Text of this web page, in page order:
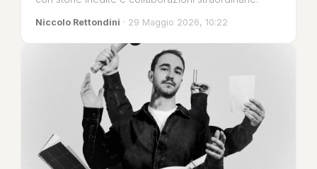
Niccolo Rettondini · 29 Maggio 2026, 10:22